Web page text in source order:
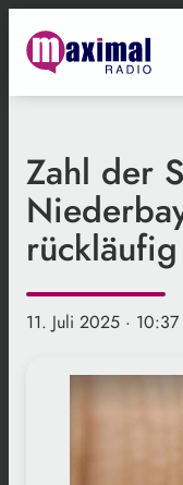
Zahl der
rückläufig
11. Juli 2025 ·